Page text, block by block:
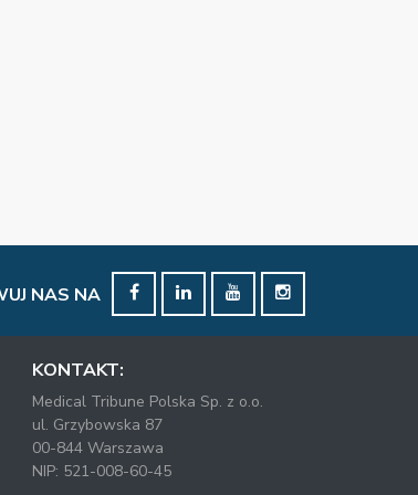
NAS NA
KONTAKT:
Medical Tribune Polska Sp. z o.o.
ul. Grzybowska 87
00-844 Warszawa
NIP: 521-008-60-45